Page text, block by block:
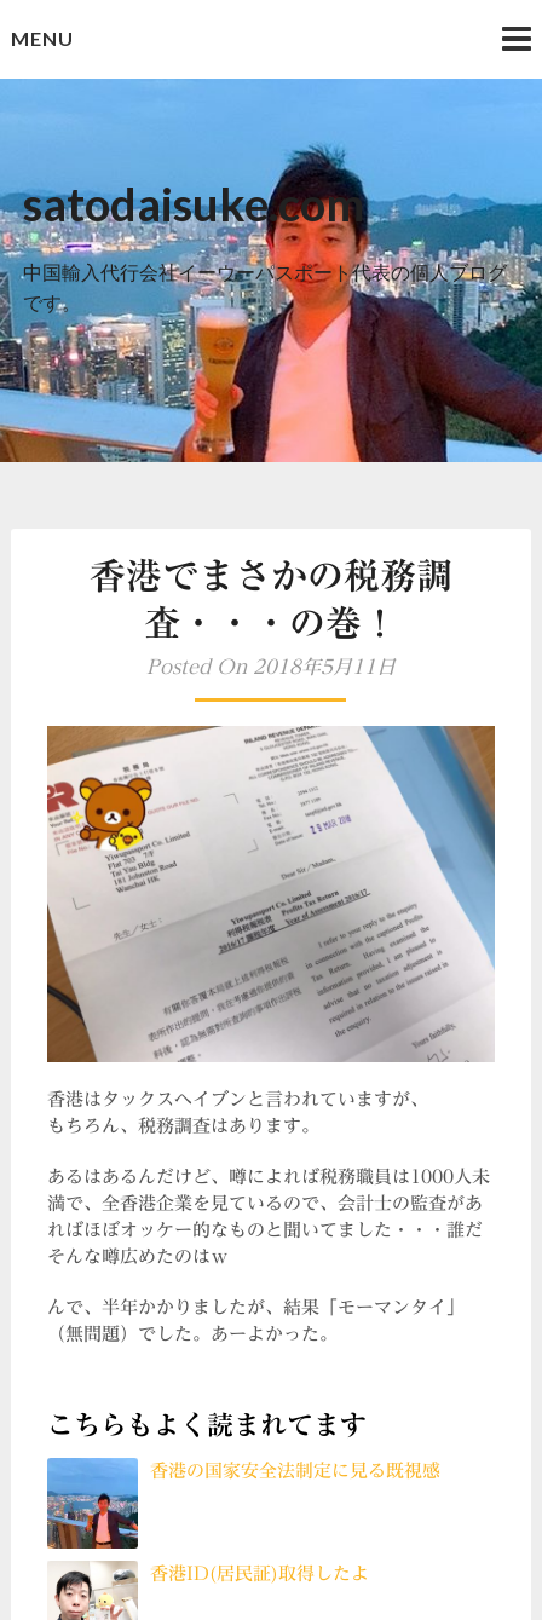
toMENU
satodaisuke.com
中国輸入代行会社イーウーパスポート代表の個人ブログ
です。
香港でまさかの税務調
査・・・の巻！
Posted On 2018年5月11日
香港はタックスヘイブンと言われていますが、
もちろん、税務調査はあります。
あるはあるんだけど、噂によれば税務職員は1000人未
満で、全香港企業を見ているので、会計士の監査があ
ればほぼオッケー的なものと聞いてました・・・誰だ
そんな噂広めたのはｗ
んで、半年かかりましたが、結果「モーマンタイ」
（無問題）でした。あーよかった。
こちらもよく読まれてます
香港の国家安全法制定に見る既視感
香港ID(居民証)取得したよ